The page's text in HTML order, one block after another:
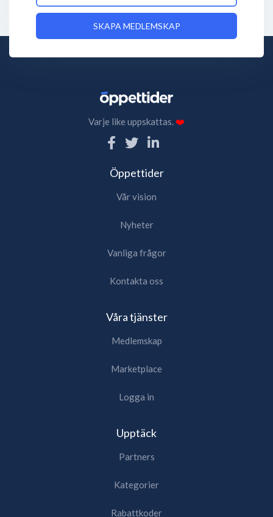
SKAPA MEDLEMSKAP
Varje like uppskattas.❤️
Öppettider
Vår vision
Nyheter
Vanliga frågor
Kontakta oss
Våra tjänster
Medlemskap
Marketplace
Logga in
Upptäck
Partners
Kategorier
Rabattkoder